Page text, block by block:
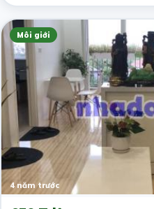
Môi giới
4 năm trước